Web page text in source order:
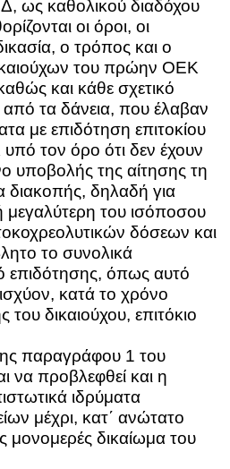
ως καθολικού διαδόχου
οι όροι, οι
ο τρόπος και ο
του πρώην ΟΕΚ
και κάθε σχετικό
τα δάνεια, που έλαβαν
με επιδότηση επιτοκίου
τον όρο ότι δεν έχουν
υποβολής της αίτησης τη
διακοπής, δηλαδή για
μεγαλύτερη του ισόποσου
δόσεων και
το συνολικά
επιδότησης, όπως αυτό
κατά το χρόνο
δικαιούχου, επιτόκιο
παραγράφου 1 του
να προβλεφθεί και η
ιδρύματα
μέχρι, κατ΄ ανώτατο
μονομερές δικαίωμα του